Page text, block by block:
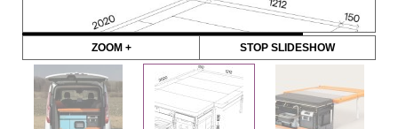
ZOOM + STOP SLIDESHOW